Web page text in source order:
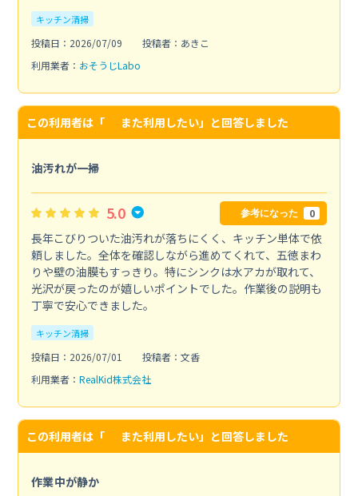
キッチン清掃
投稿日：2026/07/09
投稿者：あきこ
利用業者： おそうじLabo
この利用者は「 また利用したい」と回答しました
油汚れが一掃
5.0 参考になった 0
長年こびりついた油汚れが落ちにくく、キッチン単体で依
頼しました。全体を確認しながら進めてくれて、五徳まわ
りや壁の油膜もすっきり。特にシンクは水アカが取れて、
光沢が戻ったのが嬉しいポイントでした。作業後の説明も
丁寧で安心できました。
キッチン清掃
投稿日：2026/07/01
投稿者：文香
利用業者： RealKid株式会社
この利用者は「 また利用したい」と回答しました
作業中が静か